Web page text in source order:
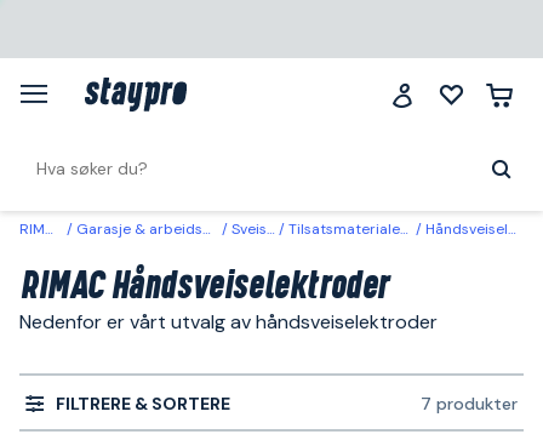
RIMAC Garasje & arbeidsplass Sveising Tilsatsmateriale sveiser Håndsveiselektroder
RIMAC Håndsveiselektroder
Nedenfor er vårt utvalg av håndsveiselektroder
FILTRERE & SORTERE 7 produkter